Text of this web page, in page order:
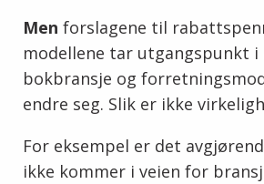
Men forslagene til
modellene tar utgangspunkt i
bokbransje og
endre seg. Slik er ikke
For eksempel er det
ikke kommer i veien for